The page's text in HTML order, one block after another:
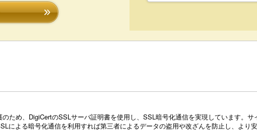
ため、DigiCertのSSLサーバ証明書を使用し、SSL暗号化通信を実現しています。
による暗号化通信を利用すれば第三者によるデータの盗用や改ざんを防止し、より